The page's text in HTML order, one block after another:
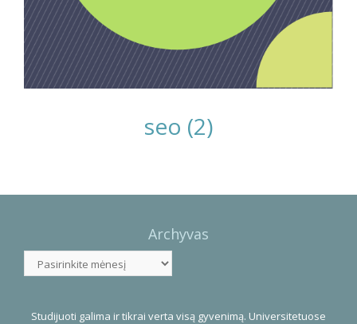
seo (2)
Navigation
Archyvas
Studijuoti galima ir tikrai verta visą gyvenimą. Universitetuose